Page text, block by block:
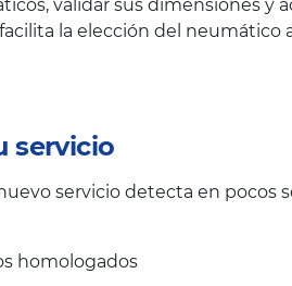
validar sus dimensiones y
la elección del
servicio
servicio detecta en pocos
homologados